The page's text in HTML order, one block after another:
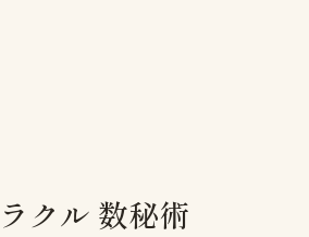
クル 数秘術